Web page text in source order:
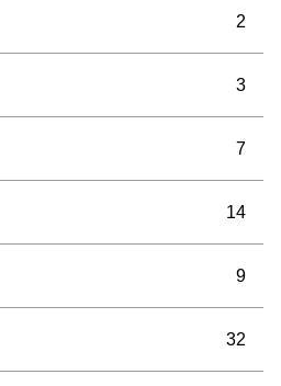
2
3
7
14
9
32